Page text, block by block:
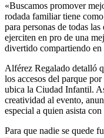
«Buscamos promover
rodada familiar tiene
para personas de todas
ejerciten en pro de una
divertido compartiendo
Alférez Regalado detalló
los accesos del parque
ubica la Ciudad Infantil.
creatividad al evento,
especial a quien asista
Para que nadie se quede